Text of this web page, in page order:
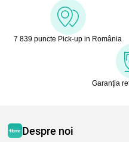
7 839 puncte Pick-up in România
Garanţia
Despre noi